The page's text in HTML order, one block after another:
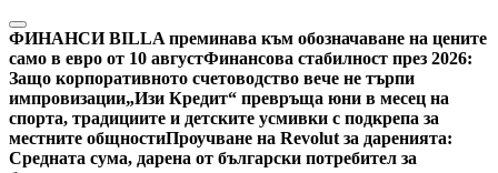
Skip
to
content
ФИНАНСИ BILLA преминава към обозначаване на цените
само в евро от 10 августФинансова стабилност през 2026:
Защо корпоративното счетоводство вече не търпи
импровизации„Изи Кредит“ превръща юни в месец на
спорта, традициите и детските усмивки с подкрепа за
местните общностиПроучване на Revolut за даренията:
Средната сума, дарена от български потребител за